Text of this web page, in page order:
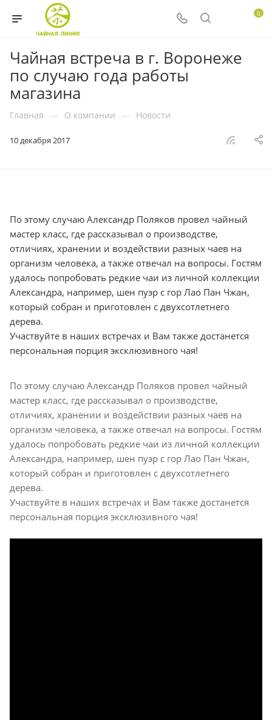
0
Чайная встреча в г. Воронеже
по случаю года работы
магазина
Главная — О компании — Новости
10 декабря 2017
По этому случаю Александр Поляков провел чайный
мастер класс, где рассказывал о производстве,
отличиях, хранении и воздействии разных чаев на
организм человека, а также отвечал на вопросы. Гостям
удалось попробовать редкие чаи из личной коллекции
Александра, например, шен пуэр с гор Лао Пан Чжан,
который собран и приготовлен с двухсотлетнего
дерева.
Участвуйте в наших встречах и Вам также достанется
персональная порция эксклюзивного чая!
По этому случаю Александр Поляков провел чайный
мастер класс, где рассказывал о производстве,
отличиях, хранении и воздействии разных чаев на
организм человека, а также отвечал на вопросы. Гостям
удалось попробовать редкие чаи из личной коллекции
Александра, например, шен пуэр с гор Лао Пан Чжан,
который собран и приготовлен с двухсотлетнего
дерева.
Участвуйте в наших встречах и Вам также достанется
персональная порция эксклюзивного чая!